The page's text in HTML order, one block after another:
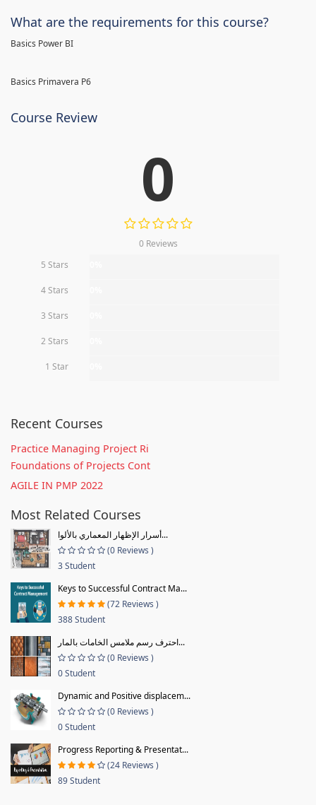
What are the requirements for this course?
Basics Power BI
Basics Primavera P6
Course Review
0
0 Reviews
5 Stars
4 Stars
3 Stars
2 Stars
1 Star
Recent Courses
Practice Managing Project Ri
Foundations of Projects Cont
AGILE IN PMP 2022
Most Related Courses
أسرار الإظهار المعماري بالألوا...
(0 Reviews )
3 Student
Keys to Successful Contract Ma...
(72 Reviews )
388 Student
احترف رسم ملامس الخامات بالمار...
(0 Reviews )
0 Student
Dynamic and Positive displacem...
(0 Reviews )
0 Student
Progress Reporting & Presentat...
(24 Reviews )
89 Student